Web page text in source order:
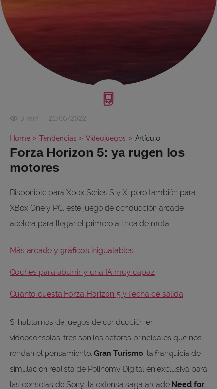
3 min 21/06/2022
Home > Tendencias > Videojuegos > Artículo
Forza Horizon 5: ya rugen los
motores
Disponible para Xbox Series S y X, pero también para
XBox One y PC, este juego de conducción arcade
acelera para llegar el primero a línea de meta.
Más arcade y gráficos inigualables
Coches para aburrir y una IA muy capaz
Cuánto cuesta Forza Horizon 5 y fecha de salida
Si hablamos de juegos de conducción en
videoconsolas, tres son los actores principales que nos
rondan el pensamiento. Gran Turismo, la franquicia de
simulación realista de Polinomy Digital en exclusiva para
las consolas de Sony, la extensa saga arcade Need for